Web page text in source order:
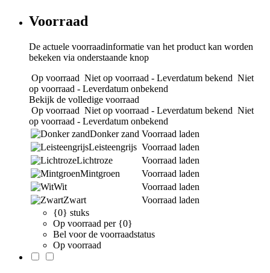
Voorraad
De actuele voorraadinformatie van het product kan worden
bekeken via onderstaande knop
Op voorraad Niet op voorraad - Leverdatum bekend Niet
op voorraad - Leverdatum onbekend
Bekijk de volledige voorraad
Op voorraad Niet op voorraad - Leverdatum bekend Niet
op voorraad - Leverdatum onbekend
Donker zand Voorraad laden
Leisteengrijs Voorraad laden
Lichtroze
Voorraad laden
Mintgroen
Voorraad laden
Wit
Voorraad laden
Zwart
Voorraad laden
{0} stuks
Op voorraad per {0}
Bel voor de voorraadstatus
Op voorraad